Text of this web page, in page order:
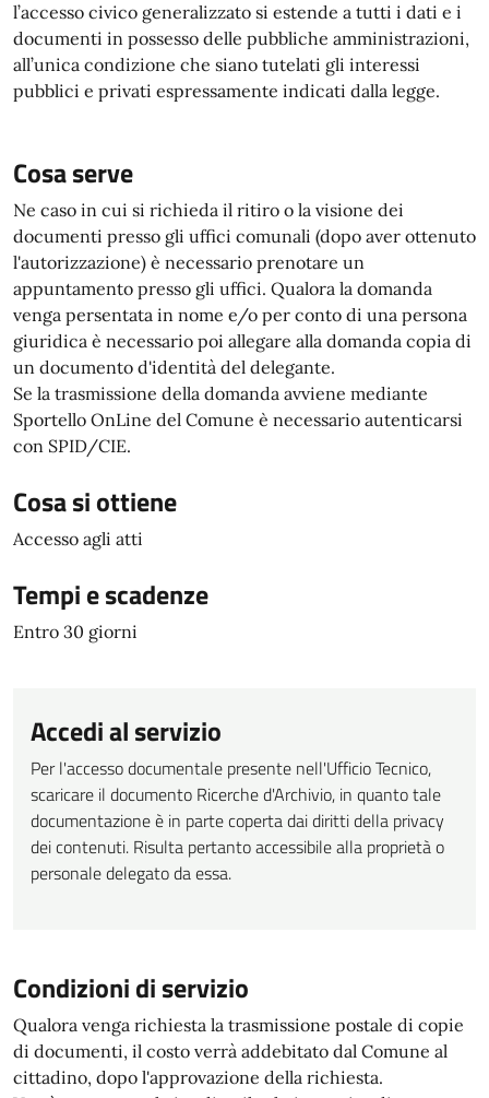
l’accesso civico generalizzato si estende a tutti i dati e i
documenti in possesso delle pubbliche amministrazioni,
all’unica condizione che siano tutelati gli interessi
pubblici e privati espressamente indicati dalla legge.
Cosa serve
Ne caso in cui si richieda il ritiro o la visione dei
documenti presso gli uffici comunali (dopo aver ottenuto
l'autorizzazione) è necessario prenotare un
appuntamento presso gli uffici. Qualora la domanda
venga persentata in nome e/o per conto di una persona
giuridica è necessario poi allegare alla domanda copia di
un documento d'identità del delegante.
Se la trasmissione della domanda avviene mediante
Sportello OnLine del Comune è necessario autenticarsi
con SPID/CIE.
Cosa si ottiene
Accesso agli atti
Tempi e scadenze
Entro 30 giorni
Accedi al servizio
Per l'accesso documentale presente nell'Ufficio Tecnico,
scaricare il documento Ricerche d'Archivio, in quanto tale
documentazione è in parte coperta dai diritti della privacy
dei contenuti. Risulta pertanto accessibile alla proprietà o
personale delegato da essa.
Condizioni di servizio
Qualora venga richiesta la trasmissione postale di copie
di documenti, il costo verrà addebitato dal Comune al
cittadino, dopo l'approvazione della richiesta.